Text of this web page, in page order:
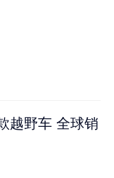
越野车 全球销